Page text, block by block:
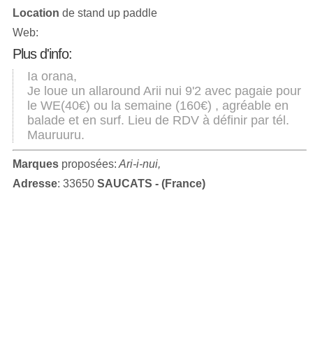
Location de stand up paddle
Web:
Plus d'info:
Ia orana,
Je loue un allaround Arii nui 9'2 avec pagaie pour
le WE(40€) ou la semaine (160€) , agréable en
balade et en surf. Lieu de RDV à définir par tél.
Mauruuru.
Marquesproposées: Ari-i-nui,
Adresse: 33650 SAUCATS - (France)